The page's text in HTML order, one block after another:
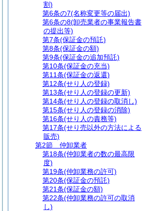
割)
第6条の7(名称変更等の届出)
第6条の8(卸売業者の事業報告書
の提出等)
第7条(保証金の預託)
第8条(保証金の額)
第9条(保証金の追加預託)
第10条(保証金の充当)
第11条(保証金の返還)
第12条(せり人の登録)
第13条(せり人の登録の更新)
第14条(せり人の登録の取消し)
第15条(せり人の登録の消除)
第16条(せり人の責務等)
第17条(せり売以外の方法による
販売)
第2節
仲卸業者
第18条(仲卸業者の数の最高限
度)
第19条(仲卸業務の許可)
第20条(保証金の預託)
第21条(保証金の額)
第22条(仲卸業務の許可の取消
し)